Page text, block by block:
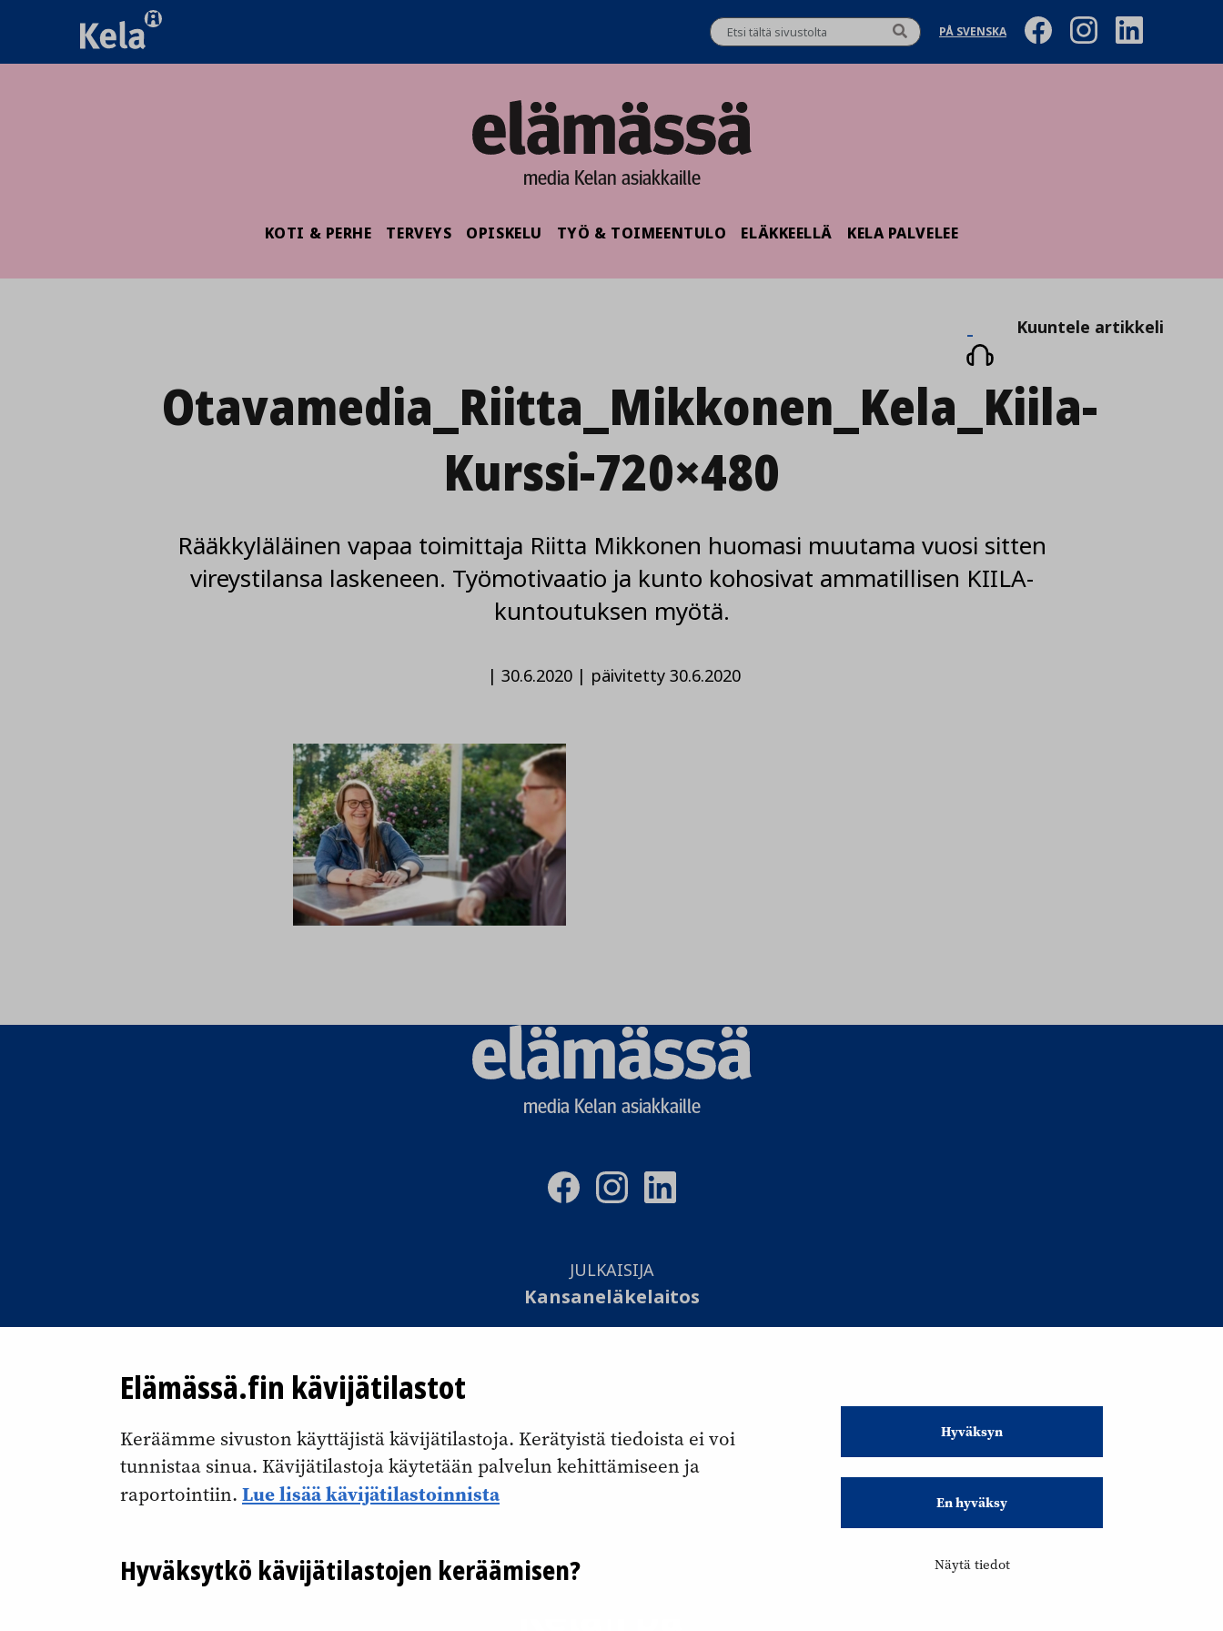
Elämässä.fin kävijätilastot
Keräämme sivuston käyttäjistä kävijätilastoja. Kerätyistä tiedoista ei voi
tunnistaa sinua. Kävijätilastoja käytetään palvelun kehittämiseen ja
raportointiin. Lue lisää kävijätilastoinnista
Hyväksytkö kävijätilastojen keräämisen?
Hyväksyn
En hyväksy
Näytä tiedot
PÅ SVENSKA
media Kelan asiakkaille
KOTI & PERHE TERVEYS OPISKELU TYÖ & TOIMEENTULO ELÄKKEELLÄ KELA PALVELEE
Kuuntele
artikkeli
Kuuntele artikkeli
Otavamedia_Riitta_Mikkonen_Kela_Kiila-
Kurssi-720×480
Rääkkyläläinen vapaa toimittaja Riitta Mikkonen huomasi muutama vuosi sitten
vireystilansa laskeneen. Työmotivaatio ja kunto kohosivat ammatillisen KIILA-
kuntoutuksen myötä.
| 30.6.2020| päivitetty 30.6.2020
Elämässä
logo
media Kelan asiakkaille
JULKAISIJA
Kansaneläkelaitos
Saavutettavuusseloste
Evästekäytännöt